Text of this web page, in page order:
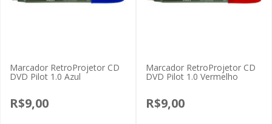
Marcador RetroProjetor CD
DVD Pilot 1.0 Azul
R$9,00
Marcador RetroProjetor CD
DVD Pilot 1.0 Vermelho
R$9,00